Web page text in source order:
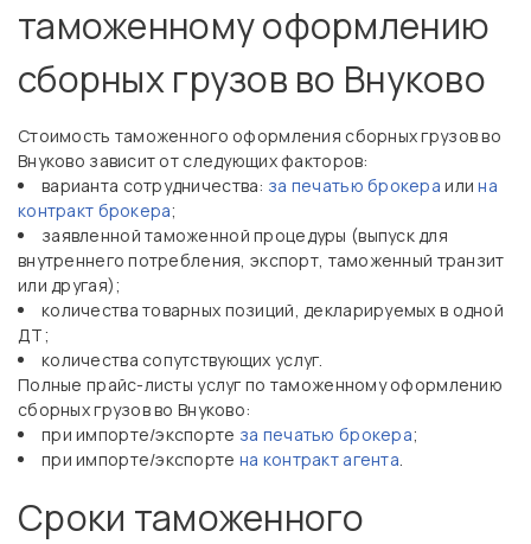
таможенному оформлению
сборных грузов во Внуково
Стоимость таможенного оформления сборных грузов во
Внуково зависит от следующих факторов:
варианта сотрудничества: за печатью брокера илина
контракт брокера;
заявленной таможенной процедуры (выпуск для
внутреннего потребления, экспорт, таможенный транзит
или другая);
количества товарных позиций, декларируемых в одной
ДТ;
количества сопутствующих услуг.
Полные прайс-листы услуг по таможенному оформлению
сборных грузов во Внуково:
при импорте/экспорте за печатью брокера;
при импорте/экспорте на контракт агента.
Сроки таможенного